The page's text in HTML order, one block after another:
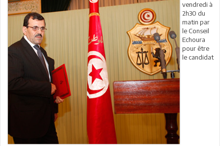
vendredi à
2h30 du
matin par
le Conseil
Echoura
pour être
le candidat